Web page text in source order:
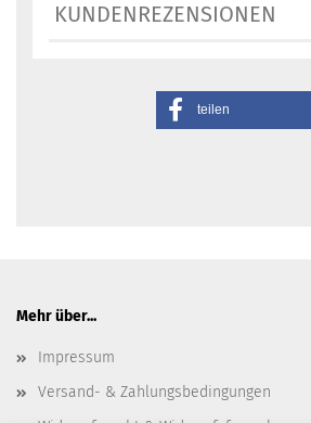
KUNDENREZENSIONEN
teilen
Mehr über...
Impressum
Versand- & Zahlungsbedingungen